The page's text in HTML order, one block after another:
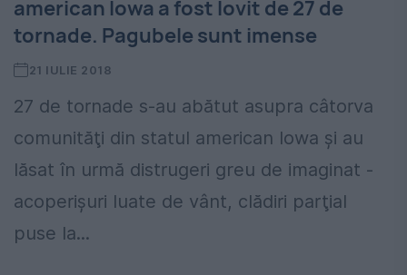
american Iowa a fost lovit de 27 de
tornade. Pagubele sunt imense
21 IULIE 2018
27 de tornade s-au abătut asupra câtorva
comunităţi din statul american Iowa și au
lăsat în urmă distrugeri greu de imaginat -
acoperişuri luate de vânt, clădiri parţial
puse la...